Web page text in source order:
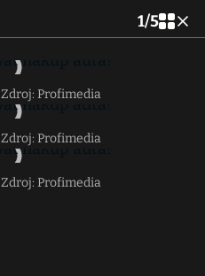
1/5
Zdroj: Profimedia
Zdroj: Profimedia
Zdroj: Profimedia